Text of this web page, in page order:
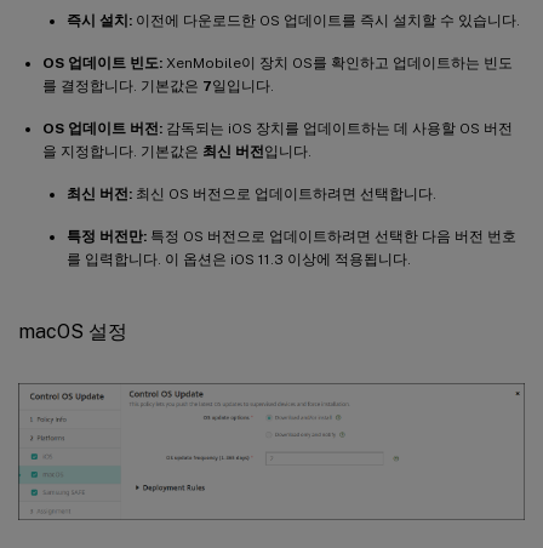
즉시 설치: 이전에 다운로드한 OS 업데이트를 즉시 설치할 수 있습니다.
OS 업데이트 빈도: XenMobile이 장치 OS를 확인하고 업데이트하는 빈도
를 결정합니다. 기본값은 7일입니다.
OS 업데이트 버전: 감독되는 iOS 장치를 업데이트하는 데 사용할 OS 버전
을 지정합니다. 기본값은 최신 버전입니다.
최신 버전: 최신 OS 버전으로 업데이트하려면 선택합니다.
특정 버전만: 특정 OS 버전으로 업데이트하려면 선택한 다음 버전 번호
를 입력합니다. 이 옵션은 iOS 11.3 이상에 적용됩니다.
macOS 설정